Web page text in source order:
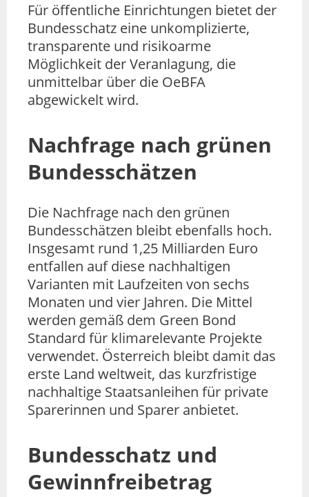
Für öffentliche Einrichtungen bietet der
Bundesschatz eine unkomplizierte,
transparente und risikoarme
Möglichkeit der Veranlagung, die
unmittelbar über die OeBFA
abgewickelt wird.
Nachfrage nach grünen
Bundesschätzen
Die Nachfrage nach den grünen
Bundesschätzen bleibt ebenfalls hoch.
Insgesamt rund 1,25 Milliarden Euro
entfallen auf diese nachhaltigen
Varianten mit Laufzeiten von sechs
Monaten und vier Jahren. Die Mittel
werden gemäß dem Green Bond
Standard für klimarelevante Projekte
verwendet. Österreich bleibt damit das
erste Land weltweit, das kurzfristige
nachhaltige Staatsanleihen für private
Sparerinnen und Sparer anbietet.
Bundesschatz und
Gewinnfreibetrag